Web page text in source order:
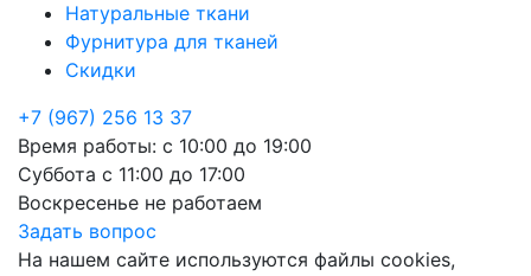
Натуральные ткани
Фурнитура для тканей
Скидки
+7 (967) 256 13 37
Время работы: с 10:00 до 19:00
Суббота с 11:00 до 17:00
Воскресенье не работаем
Задать вопрос
На нашем сайте используются файлы cookies,